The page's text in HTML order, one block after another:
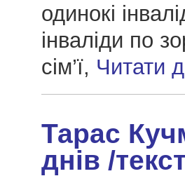
одинокі
інваліди по
сім’ї, Читати
Тарас
днів /